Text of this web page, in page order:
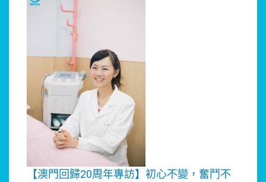
【澳門回歸20周年專訪】初心不變，奮鬥不